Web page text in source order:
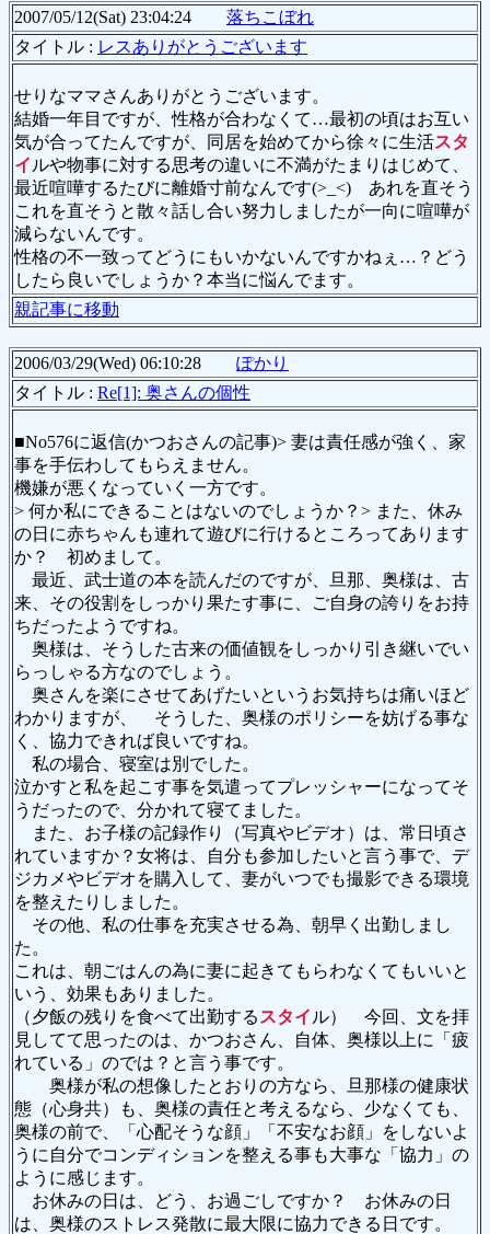
2007/05/12(Sat) 23:04:24 落ちこぼれ
タイトル : レスありがとうございます
せりなママさんありがとうございます。
結婚一年目ですが、性格が合わなくて…最初の頃はお互い
気が合ってたんですが、同居を始めてから徐々に生活スタ
イ ルや物事に対する思考の違いに不満がたまりはじめて、
最近喧嘩するたびに離婚寸前なんです(>_<) あれを直そう
これを直そうと散々話し合い努力しましたが一向に喧嘩が
減らないんです。
性格の不一致ってどうにもいかないんですかねぇ…？どう
したら良いでしょうか？本当に悩んでます。
親記事に移動
2006/03/29(Wed) 06:10:28 ぽかり
タイトル : Re[1]: 奥さんの個性
■No576に返信(かつおさんの記事)> 妻は責任感が強く、家
事を手伝わしてもらえません。
機嫌が悪くなっていく一方です。
> 何か私にできることはないのでしょうか？> また、休み
の日に赤ちゃんも連れて遊びに行けるところってあります
か？ 初めまして。
最近、武士道の本を読んだのですが、旦那、奥様は、古
来、その役割をしっかり果たす事に、ご自身の誇りをお持
ちだったようですね。
奥様は、そうした古来の価値観をしっかり引き継いでい
らっしゃる方なのでしょう。
奥さんを楽にさせてあげたいというお気持ちは痛いほど
わかりますが、 そうした、奥様のポリシーを妨げる事な
く、協力できれば良いですね。
私の場合、寝室は別でした。
泣かすと私を起こす事を気遣ってプレッシャーになってそ
うだったので、分かれて寝てました。
また、お子様の記録作り（写真やビデオ）は、常日頃さ
れていますか？女将は、自分も参加したいと言う事で、デ
ジカメやビデオを購入して、妻がいつでも撮影できる環境
を整えたりしました。
その他、私の仕事を充実させる為、朝早く出勤しまし
た。
これは、朝ごはんの為に妻に起きてもらわなくてもいいと
いう、効果もありました。
（夕飯の残りを食べて出勤する スタイ ル） 今回、文を拝
見してて思ったのは、かつおさん、自体、奥様以上に「疲
れている」のでは？と言う事です。
奥様が私の想像したとおりの方なら、旦那様の健康状
態（心身共）も、奥様の責任と考えるなら、少なくても、
奥様の前で、「心配そうな顔」「不安なお顔」をしないよ
うに自分でコンディションを整える事も大事な「協力」の
ように感じます。
お休みの日は、どう、お過ごしですか？ お休みの日
は、奥様のストレス発散に最大限に協力できる日です。